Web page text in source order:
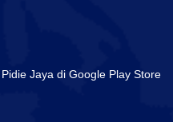
Jaya di Google Play Store